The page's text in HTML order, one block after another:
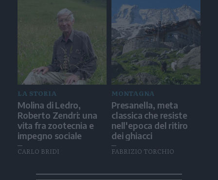
LA STORIA
Molina di Ledro,
Roberto Zendri: una
vita fra zootecnia e
impegno sociale
CARLO BRIDI
MONTAGNA
Presanella, meta
classica che resiste
nell'epoca del ritiro
dei ghiacci
FABRIZIO TORCHIO